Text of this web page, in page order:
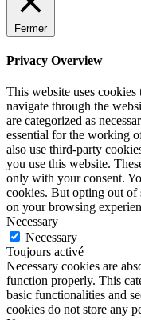
Fermer
Privacy Overview
This website uses
navigate through the
are categorized as
essential for the working
also use third-party
you use this website.
only with your consent.
cookies. But opting out of
on your browsing
Necessary
Necessary
Toujours activé
Necessary cookies are
function properly. This
basic functionalities and
cookies do not store any